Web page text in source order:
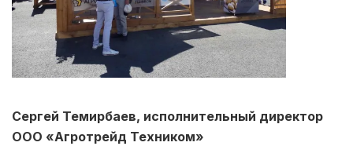
Сергей Темирбаев, исполнительный директор
ООО «Агротрейд Техником»